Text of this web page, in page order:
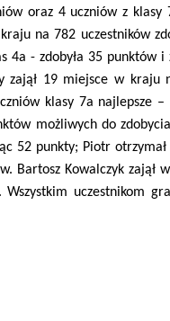
oraz 4 uczniów z
na 782 uczestników
4a - zdobyła 35 punktów
zajął 19 miejsce w kraju
klasy 7a najlepsze
możliwych do
52 punkty; Piotr
Bartosz Kowalczyk zajął
uczestnikom